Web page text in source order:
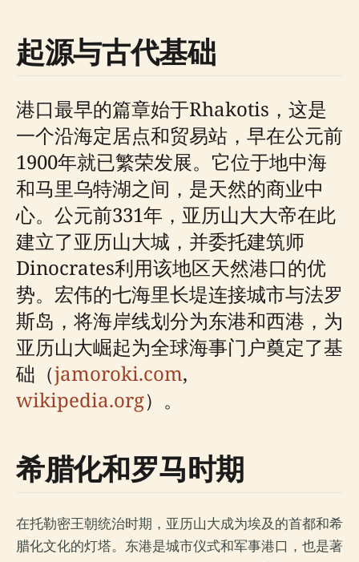
起源与古代基础
港口最早的篇章始于Rhakotis，这是
一个沿海定居点和贸易站，早在公元前
1900年就已繁荣发展。它位于地中海
和马里乌特湖之间，是天然的商业中
心。公元前331年，亚历山大大帝在此
建立了亚历山大城，并委托建筑师
Dinocrates利用该地区天然港口的优
势。宏伟的七海里长堤连接城市与法罗
斯岛，将海岸线划分为东港和西港，为
亚历山大崛起为全球海事门户奠定了基
础（jamoroki.com,
wikipedia.org）。
希腊化和罗马时期
在托勒密王朝统治时期，亚历山大成为埃及的首都和希
腊化文化的灯塔。东港是城市仪式和军事港口，也是著